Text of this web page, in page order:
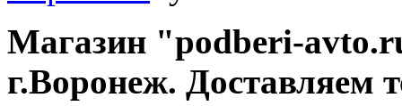
Магазин "podberi-
г.Воронеж. Доставляем